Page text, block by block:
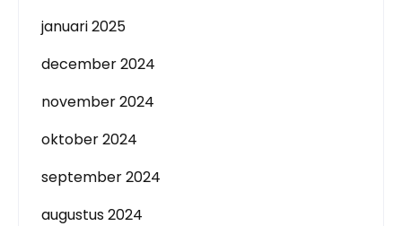
januari 2025
december 2024
november 2024
oktober 2024
september 2024
augustus 2024